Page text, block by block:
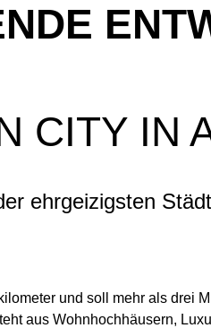
CITY IN
ehrgeizigsten
und soll mehr als drei
aus Wohnhochhäusern,